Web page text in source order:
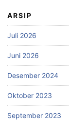
ARSIP
Juli 2026
Juni 2026
Desember 2024
Oktober 2023
September 2023